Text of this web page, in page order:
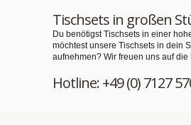
Tischsets in großen
Du benötigst Tischsets in einer
möchtest unsere Tischsets in dein
aufnehmen? Wir freuen uns auf die
Hotline: +49 (0) 7127